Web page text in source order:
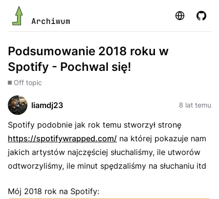
Archiwum Strona
Podsumowanie 2018 roku w
Spotify - Pochwal się!
Off topic
liamdj23 8 lat temu
Spotify podobnie jak rok temu stworzył stronę
https://spotifywrapped.com/ na której pokazuje nam
jakich artystów najczęściej słuchaliśmy, ile utworów
odtworzyliśmy, ile minut spędzaliśmy na słuchaniu itd
Mój 2018 rok na Spotify: